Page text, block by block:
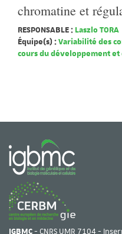
chromatine et
RESPONSABLE : Laszlo TORA
Équipe(s) :Variabilité des
cours du développement et
IGBMC- CNRS UMR 7104 -